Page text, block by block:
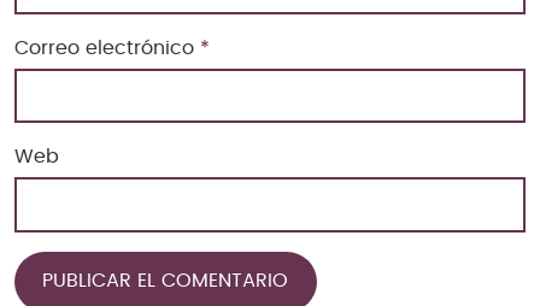
Correo electrónico *
Web